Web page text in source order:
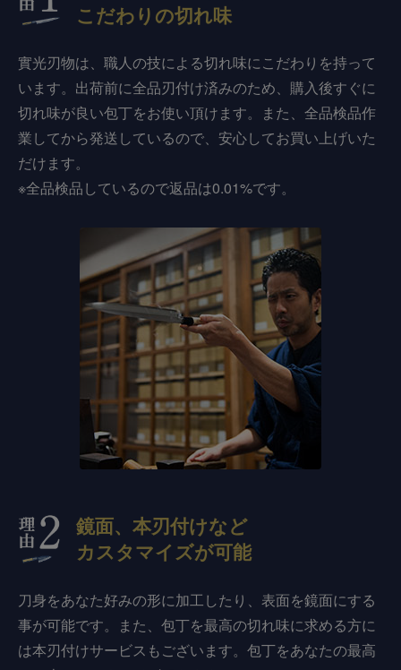
こだわりの切れ味
實光刃物は、職人の技による切れ味にこだわりを持って
います。出荷前に全品刃付け済みのため、購入後すぐに
切れ味が良い包丁をお使い頂けます。また、全品検品作
業してから発送しているので、安心してお買い上げいた
だけます。
※全品検品しているので返品は0.01%です。
鏡面、本刃付けなど
カスタマイズが可能
刀身をあなた好みの形に加工したり、表面を鏡面にする
事が可能です。また、包丁を最高の切れ味に求める方に
は本刃付けサービスもございます。包丁をあなたの最高